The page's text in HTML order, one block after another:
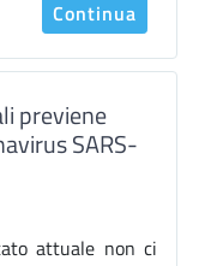
Continua
previene
SARS-
attuale non ci